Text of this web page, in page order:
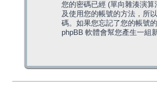
您的密碼已經 (單向雜湊演
及使用您的帳號的方法，所
碼。如果您忘記了您的帳號
phpBB 軟體會幫您產生一組